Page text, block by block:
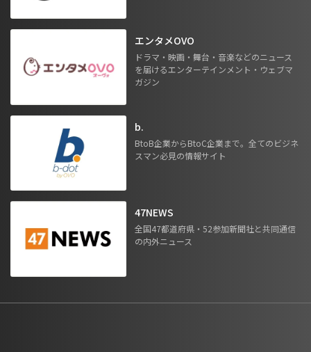
エンタメOVO
ドラマ・映画・舞台・音楽などのニュース
を届けるエンターテインメント・ウェブマ
ガジン
b.
BtoB企業からBtoC企業まで。全てのビジネ
スマン必見の情報サイト
47NEWS
全国47都道府県・52参加新聞社と共同通信
の内外ニュース